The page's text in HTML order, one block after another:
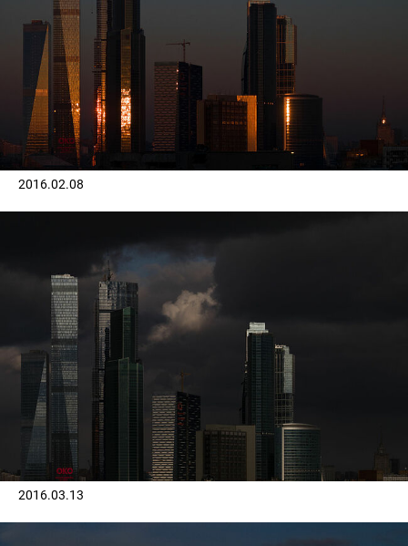
2016.02.08
2016.03.13